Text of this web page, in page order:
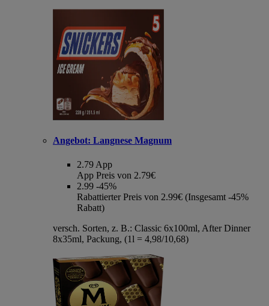
Angebot: Langnese Magnum
2.79 App
App Preis von 2.79€
2.99 -45%
Rabattierter Preis von 2.99€ (Insgesamt -45%
Rabatt)
versch. Sorten, z. B.: Classic 6x100ml, After Dinner
8x35ml, Packung, (1l = 4,98/10,68)